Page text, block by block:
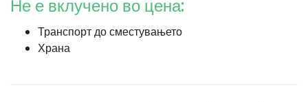
Не е вклучено во цена:
Транспорт до сместувањето
Храна